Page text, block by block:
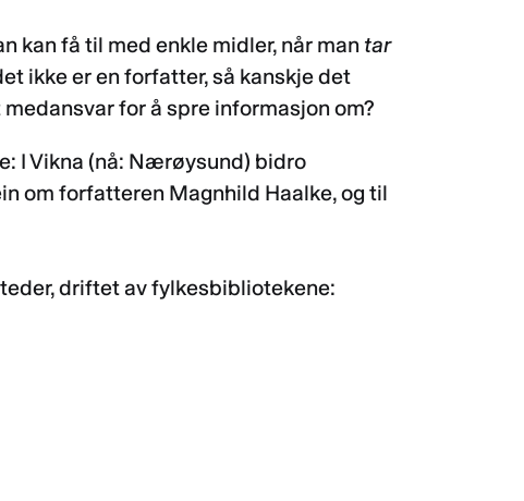
kan få til med enkle midler, når man tar
ikke er en forfatter, så kanskje det
for å spre informasjon om?
I Vikna (nå: Nærøysund) bidro
om forfatteren Magnhild Haalke, og til
driftet av fylkesbibliotekene: